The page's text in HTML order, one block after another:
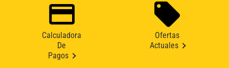
Calculadora
De
Pagos
Ofertas
Actuales